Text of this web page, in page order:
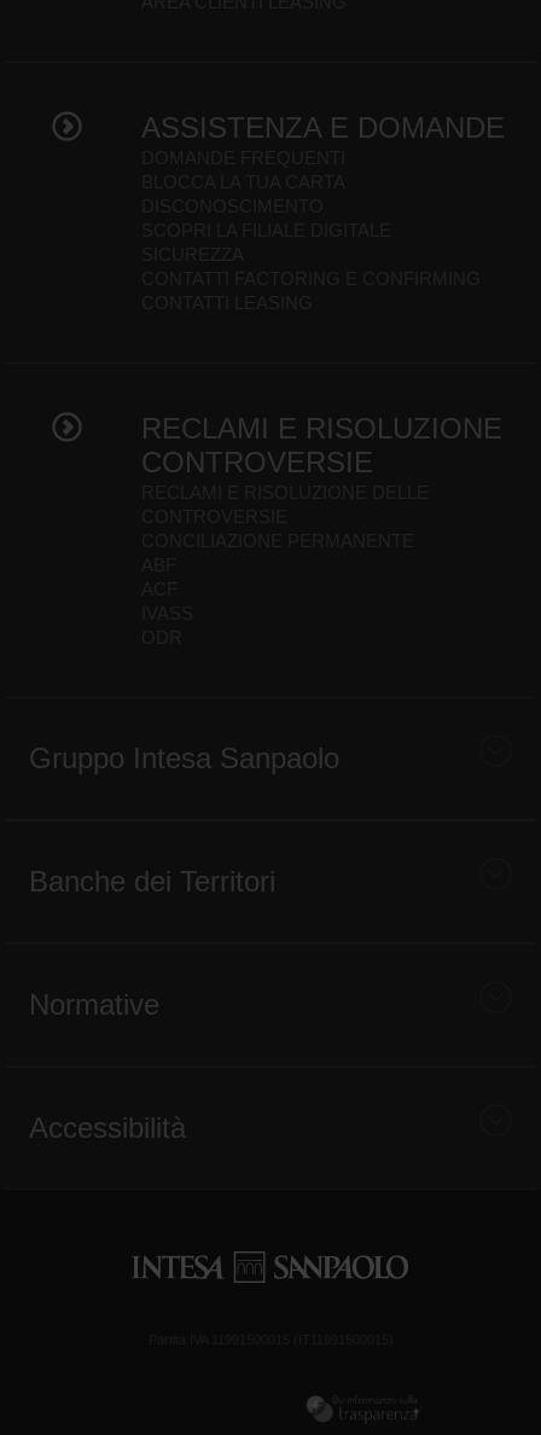
ASSISTENZA E DOMANDE
RECLAMI E RISOLUZIONE
CONTROVERSIE
Gruppo Intesa Sanpaolo
Banche dei Territori
Normative
Accessibilità